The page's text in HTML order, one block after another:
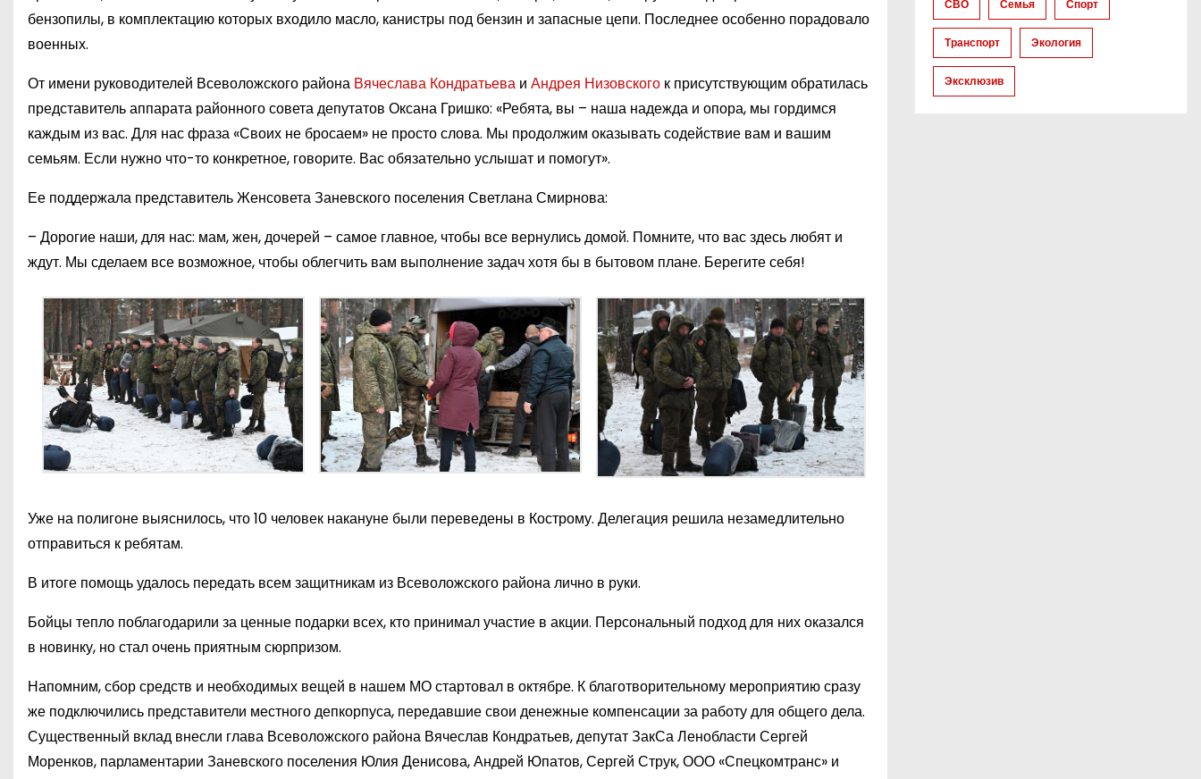
бензопилы, в комплектацию которых входило масло, канистры под бензин и запасные цепи. Последнее особенно порадовало
военных.
От имени руководителей Всеволожского района Вячеслава Кондратьева и Андрея Низовского к присутствующим обратилась
представитель аппарата районного совета депутатов Оксана Гришко: «Ребята, вы – наша надежда и опора, мы гордимся
каждым из вас. Для нас фраза «Своих не бросаем» не просто слова. Мы продолжим оказывать содействие вам и вашим
семьям. Если нужно что-то конкретное, говорите. Вас обязательно услышат и помогут».
Ее поддержала представитель Женсовета Заневского поселения Светлана Смирнова:
– Дорогие наши, для нас: мам, жен, дочерей – самое главное, чтобы все вернулись домой. Помните, что вас здесь любят и
ждут. Мы сделаем все возможное, чтобы облегчить вам выполнение задач хотя бы в бытовом плане. Берегите себя!
Уже на полигоне выяснилось, что 10 человек накануне были переведены в Кострому. Делегация решила незамедлительно
отправиться к ребятам.
В итоге помощь удалось передать всем защитникам из Всеволожского района лично в руки.
Бойцы тепло поблагодарили за ценные подарки всех, кто принимал участие в акции. Персональный подход для них оказался
в новинку, но стал очень приятным сюрпризом.
Напомним, сбор средств и необходимых вещей в нашем МО стартовал в октябре. К благотворительному мероприятию сразу
же подключились представители местного депкорпуса, передавшие свои денежные компенсации за работу для общего дела.
Существенный вклад внесли глава Всеволожского района Вячеслав Кондратьев, депутат ЗакСа Ленобласти Сергей
Моренков, парламентарии Заневского поселения Юлия Денисова, Андрей Юпатов, Сергей Струк, ООО «Спецкомтранс» и
СВО Семья Спорт
Транспорт Экология
Эксклюзив